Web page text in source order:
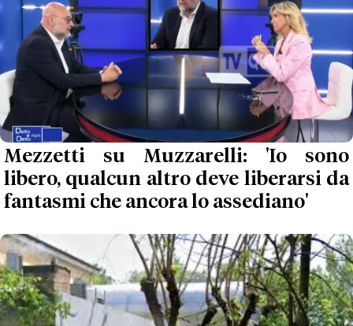
Mezzetti su Muzzarelli: 'Io sono
libero, qualcun altro deve liberarsi da
fantasmi che ancora lo assediano'